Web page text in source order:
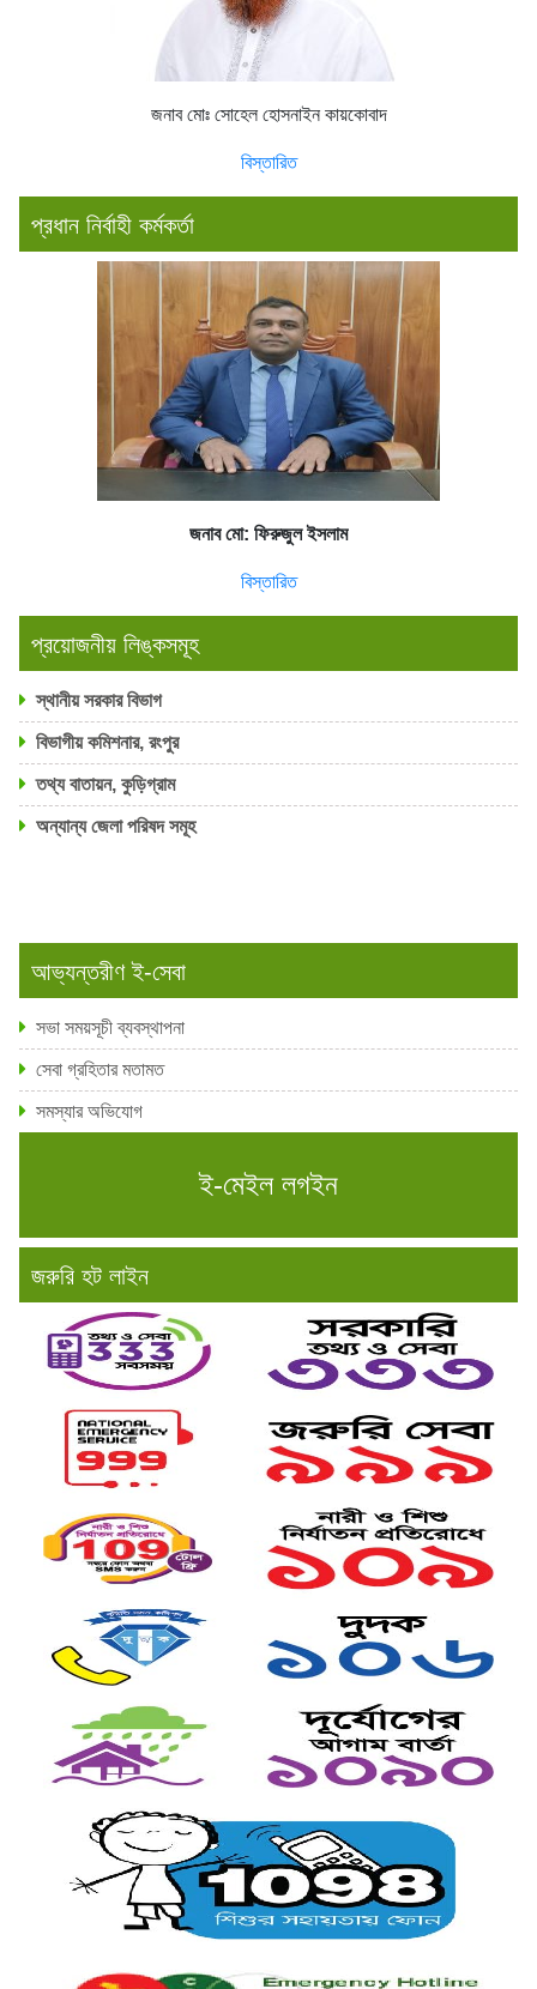
জনাব মোঃ সোহেল হোসনাইন কায়কোবাদ
বিস্তারিত
প্রধান নির্বাহী কর্মকর্তা
জনাব মো: ফিরুজুল ইসলাম
বিস্তারিত
প্রয়োজনীয় লিঙ্কসমূহ
স্থানীয় সরকার বিভাগ
বিভাগীয় কমিশনার, রংপুর
তথ্য বাতায়ন, কুড়িগ্রাম
অন্যান্য জেলা পরিষদ সমূহ
আভ্যন্তরীণ ই-সেবা
সভা সময়সূচী ব্যবস্থাপনা
সেবা গ্রহিতার মতামত
সমস্যার অভিযোগ
ই-মেইল লগইন
জরুরি হট লাইন